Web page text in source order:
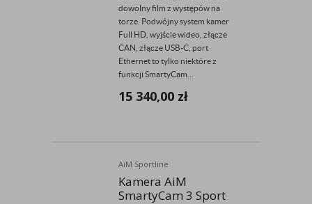
dowolny film z występów na
torze. Podwójny system kamer
Full HD, wyjście wideo, złącze
CAN, złącze USB-C, port
Ethernet to tylko niektóre z
funkcji SmartyCam...
15 340,00 zł
AiM Sportline
Kamera AiM
SmartyCam 3 Sport